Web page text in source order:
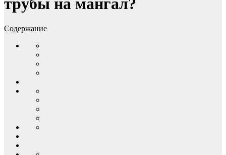
трубы на мангал?
Содержание